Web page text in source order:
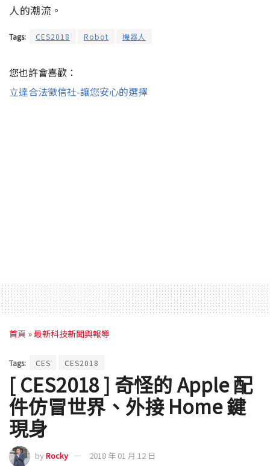
人的潮流。
Tags: CES2018 Robot 機器人
您也許會喜歡：
立達合法徵信社-讓您安心的選擇
首頁 »最新科技新聞與報導
Tags: CES CES2018
[ CES2018 ] 奇怪的 Apple 配
件仿冒世界、外接 Home 鍵
現身
byRocky 2018 年 01 月 12 日